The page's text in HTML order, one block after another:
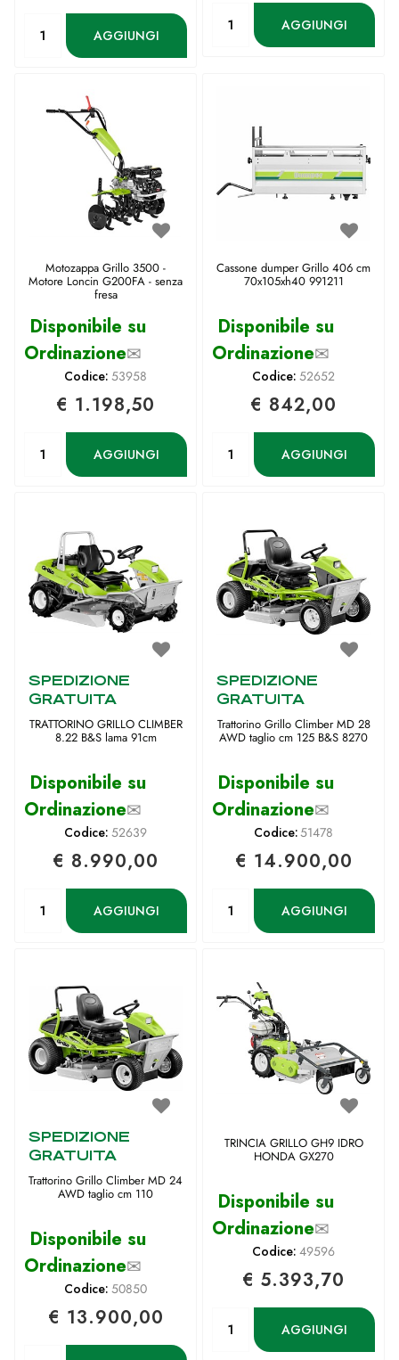
AGGIUNGI
AGGIUNGI
Motozappa Grillo 3500 -
Motore Loncin G200FA - senza
fresa
Disponibile su
Ordinazione✉
Codice: 53958
€ 1.198,50
AGGIUNGI
Cassone dumper Grillo 406 cm
70x105xh40 991211
Disponibile su
Ordinazione✉
Codice: 52652
€ 842,00
AGGIUNGI
SPEDIZIONE
GRATUITA
TRATTORINO GRILLO CLIMBER
8.22 B&S lama 91cm
Disponibile su
Ordinazione✉
Codice: 52639
€ 8.990,00
AGGIUNGI
SPEDIZIONE
GRATUITA
Trattorino Grillo Climber MD 28
AWD taglio cm 125 B&S 8270
Disponibile su
Ordinazione✉
Codice:51478
€ 14.900,00
AGGIUNGI
SPEDIZIONE
GRATUITA
Trattorino Grillo Climber MD 24
AWD taglio cm 110
Disponibile su
Ordinazione✉
Codice: 50850
€ 13.900,00
TRINCIA GRILLO GH9 IDRO
HONDA GX270
Disponibile su
Ordinazione✉
Codice: 49596
€ 5.393,70
AGGIUNGI